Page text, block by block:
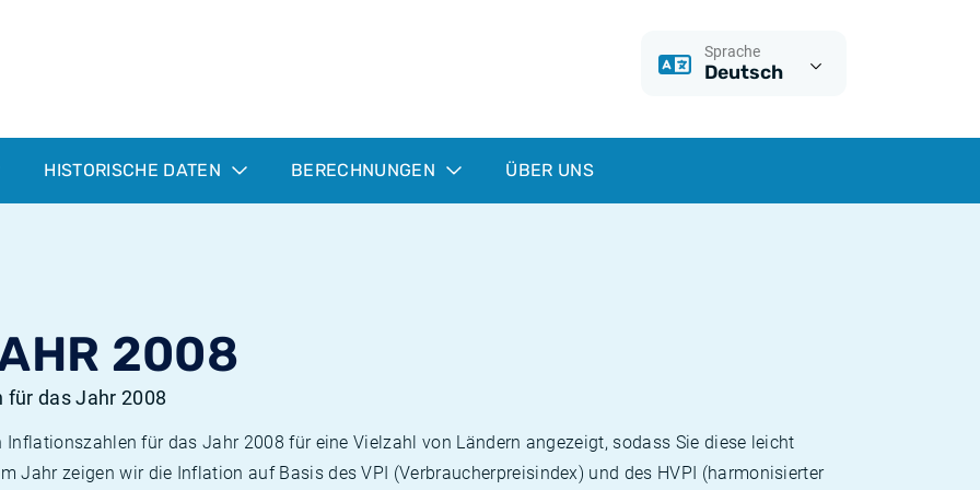
Sprache
Deutsch
HISTORISCHE DATEN BERECHNUNGEN ÜBER UNS
2008
das Jahr 2008
für das Jahr 2008 für eine Vielzahl von Ländern angezeigt, sodass Sie diese leicht
Jahr zeigen wir die Inflation auf Basis des VPI (Verbraucherpreisindex) und des HVPI (harmonisierter